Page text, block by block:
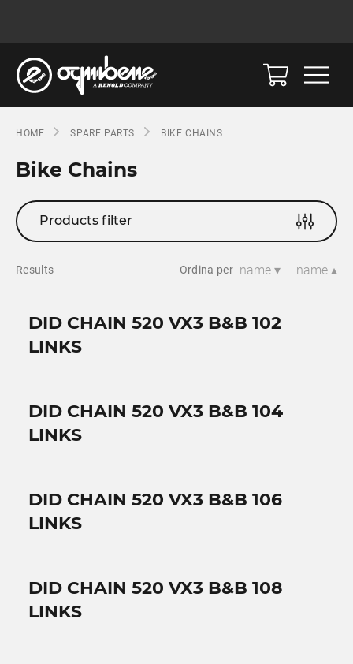
HOME SPARE PARTS BIKE CHAINS
Bike Chains
Products filter
Results Ordina per name ▾ name ▴
DID CHAIN 520 VX3 B&B 102
LINKS
DID CHAIN 520 VX3 B&B 104
LINKS
DID CHAIN 520 VX3 B&B 106
LINKS
DID CHAIN 520 VX3 B&B 108
LINKS